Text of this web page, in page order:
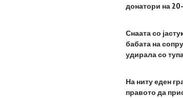
донатори на
Снаата со
бабата на
удирала со
На ниту еден
правото да